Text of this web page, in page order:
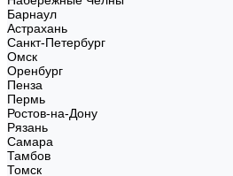
Барнаул
Астрахань
Санкт-Петербург
Омск
Оренбург
Пенза
Пермь
Ростов-на-Дону
Рязань
Самара
Тамбов
Томск